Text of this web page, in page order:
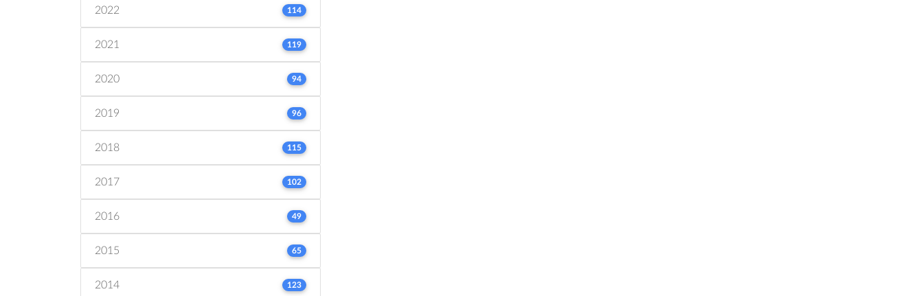
2022 114
2021 119
2020 94
2019 96
2018 115
2017 102
2016 49
2015 65
2014 123